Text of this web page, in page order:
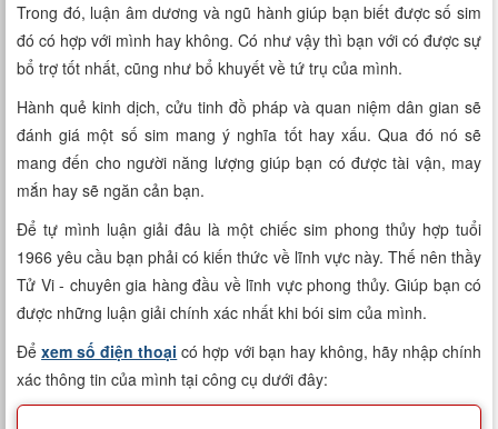
Trong đó, luận âm dương và ngũ hành giúp bạn biết được số sim
đó có hợp với mình hay không. Có như vậy thì bạn với có được sự
bổ trợ tốt nhất, cũng như bổ khuyết về tứ trụ của mình.
Hành quẻ kinh dịch, cửu tinh đồ pháp và quan niệm dân gian sẽ
đánh giá một số sim mang ý nghĩa tốt hay xấu. Qua đó nó sẽ
mang đến cho người năng lượng giúp bạn có được tài vận, may
mắn hay sẽ ngăn cản bạn.
Để tự mình luận giải đâu là một chiếc sim phong thủy hợp tuổi
1966 yêu cầu bạn phải có kiến thức về lĩnh vực này. Thế nên thầy
Tử Vi - chuyên gia hàng đầu về lĩnh vực phong thủy. Giúp bạn có
được những luận giải chính xác nhất khi bói sim của mình.
Đểxem số điện thoại có hợp với bạn hay không, hãy nhập chính
xác thông tin của mình tại công cụ dưới đây: